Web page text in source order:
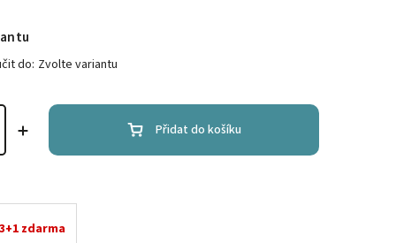
do: Zvolte variantu
Přidat do košíku
zdarma